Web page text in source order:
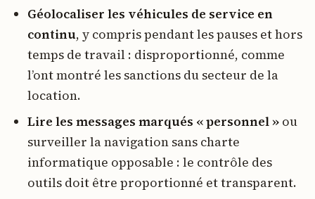
Géolocaliser les véhicules de service en
continu, y compris pendant les pauses et hors
temps de travail : disproportionné, comme
l’ont montré les sanctions du secteur de la
location.
Lire les messages marqués « personnel » ou
surveiller la navigation sans charte
informatique opposable : le contrôle des
outils doit être proportionné et transparent.